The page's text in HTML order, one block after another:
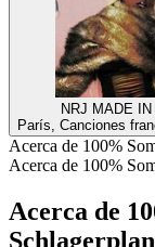
NRJ MADE
París, Canciones
Acerca de 100%
Acerca de 100%
Acerca de